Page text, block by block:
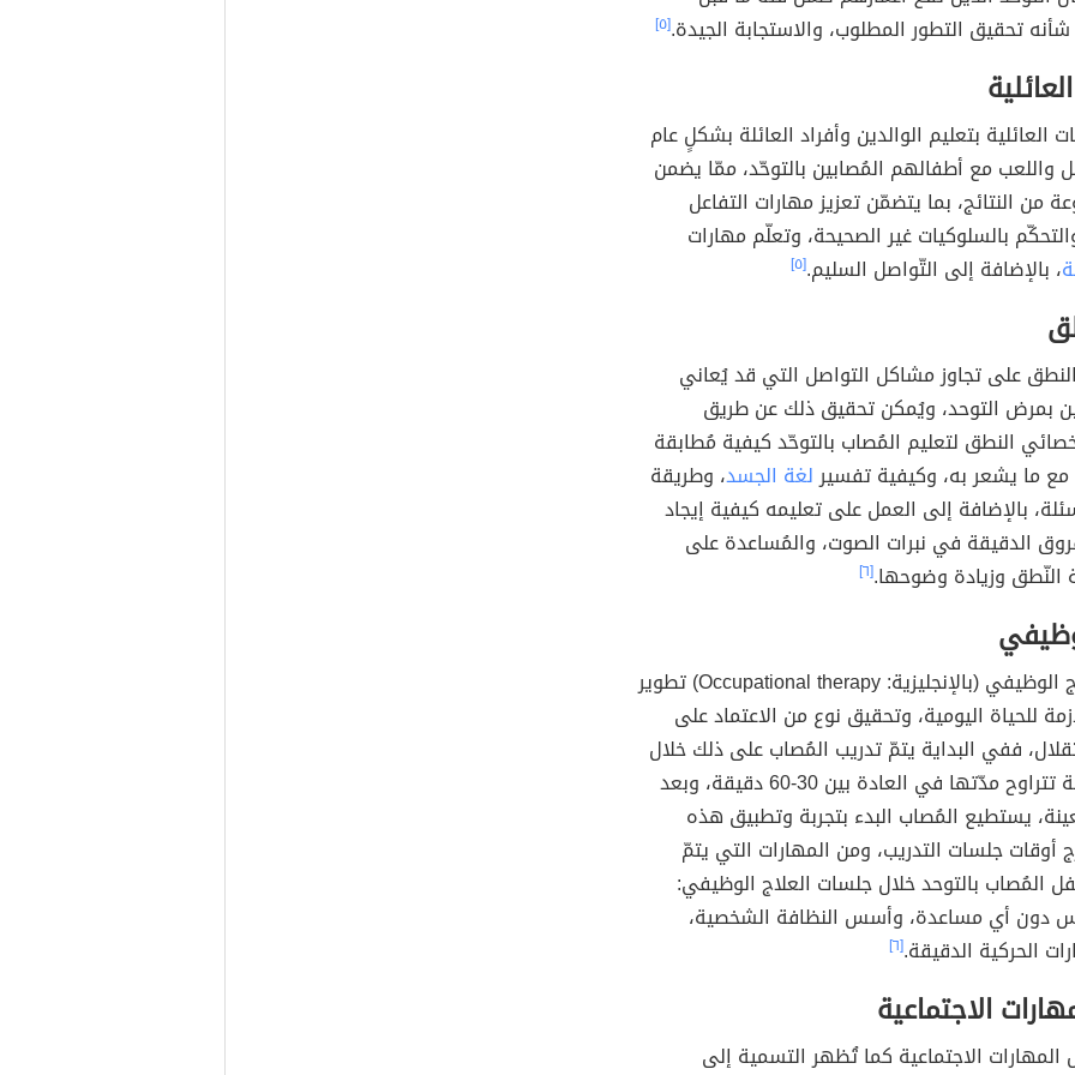
تحقيق التطور المطلوب، والاستجابة الجيدة.[٥]
العائلية بتعليم الوالدين وأفراد العائلة بشكلٍ عام
واللعب مع أطفالهم المُصابين بالتوحّد، ممّا يضمن
من النتائج، بما يتضمّن تعزيز مهارات التفاعل
بالسلوكيات غير الصحيحة، وتعلّم مهارات
، بالإضافة إلى التّواصل السليم.[٥]
على تجاوز مشاكل التواصل التي قد يُعاني
بمرض التوحد، ويُمكن تحقيق ذلك عن طريق
النطق لتعليم المُصاب بالتوحّد كيفية مُطابقة
مع ما يشعر به، وكيفية تفسيرلغة الجسد، وطريقة
بالإضافة إلى العمل على تعليمه كيفية إيجاد
الدقيقة في نبرات الصوت، والمُساعدة على
النّطق وزيادة وضوحها.[٦]
يتضمّن العلاج الوظيفي (بالإنجليزية: Occupational therapy) تطوير
للحياة اليومية، وتحقيق نوع من الاعتماد على
ففي البداية يتمّ تدريب المُصاب على ذلك خلال
جلسات علاجية تتراوح مدّتها في العادة بين 30-60 دقيقة، وبعد
يستطيع المُصاب البدء بتجربة وتطبيق هذه
أوقات جلسات التدريب، ومن المهارات التي يتمّ
المُصاب بالتوحد خلال جلسات العلاج الوظيفي:
دون أي مساعدة، وأسس النظافة الشخصية،
الحركية الدقيقة.[٦]
الاجتماعية
الاجتماعية كما تُظهر التسمية إلى